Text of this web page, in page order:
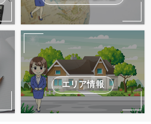
エリア情報